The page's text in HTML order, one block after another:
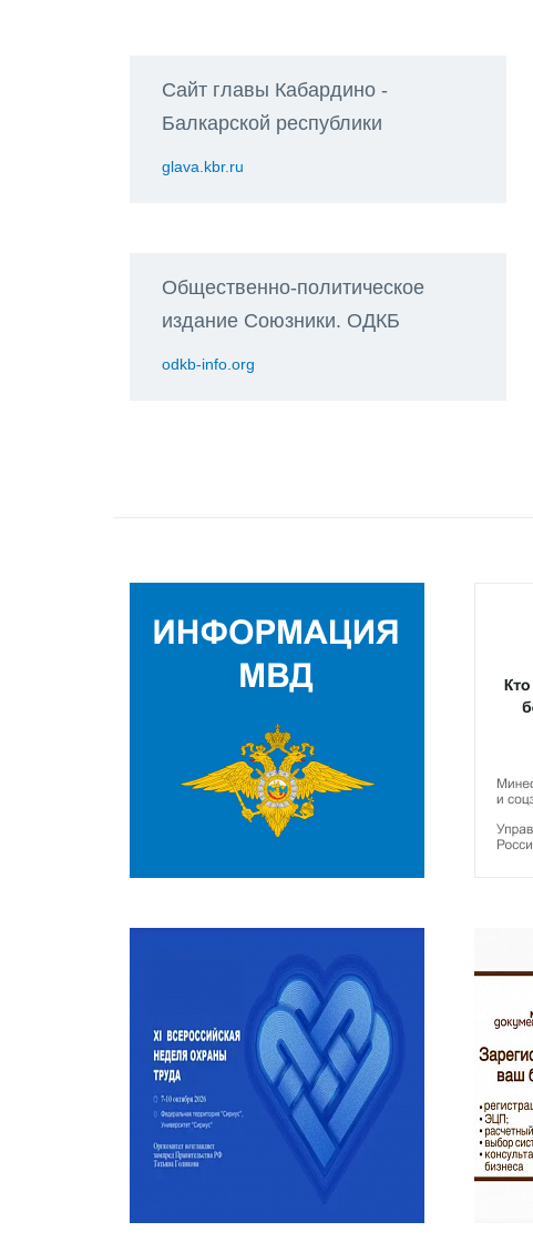
Сайт главы Кабардино -
Балкарской республики
glava.kbr.ru
Общественно-политическое
издание Союзники. ОДКБ
odkb-info.org